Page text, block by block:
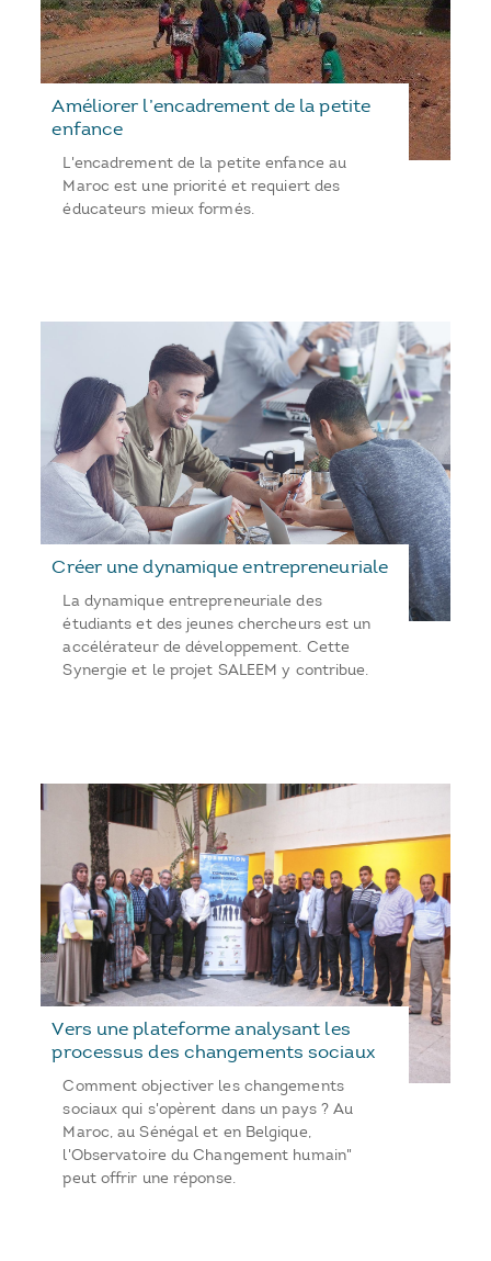
Améliorer l’encadrement de la petite
enfance
L'encadrement de la petite enfance au
Maroc est une priorité et requiert des
éducateurs mieux formés.
Créer une dynamique entrepreneuriale
La dynamique entrepreneuriale des
étudiants et des jeunes chercheurs est un
accélérateur de développement. Cette
Synergie et le projet SALEEM y contribue.
Vers une plateforme analysant les
processus des changements sociaux
Comment objectiver les changements
sociaux qui s'opèrent dans un pays ? Au
Maroc, au Sénégal et en Belgique,
l'Observatoire du Changement humain"
peut offrir une réponse.